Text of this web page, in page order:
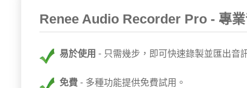
Renee Audio Recorder Pro - 專
易於使用 只需幾步，即可快速錄製並匯出音
免費 多種功能提供免費試用。